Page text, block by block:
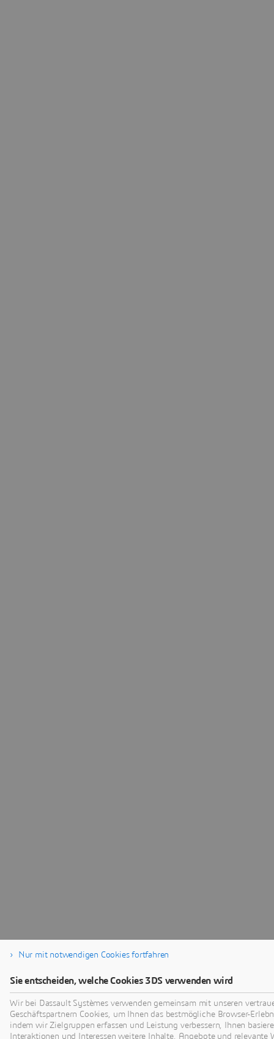
Nur mit notwendigen Cookies fortfahren
Sie entscheiden, welche Cookies 3DS verwenden wird
Wir bei Dassault Systèmes verwenden gemeinsam mit unseren
Geschäftspartnern Cookies, um Ihnen das bestmögliche Browser-
indem wir Zielgruppen erfassen und Leistung verbessern, Ihnen
Interaktionen und Interessen weitere Inhalte, Angebote und relevante